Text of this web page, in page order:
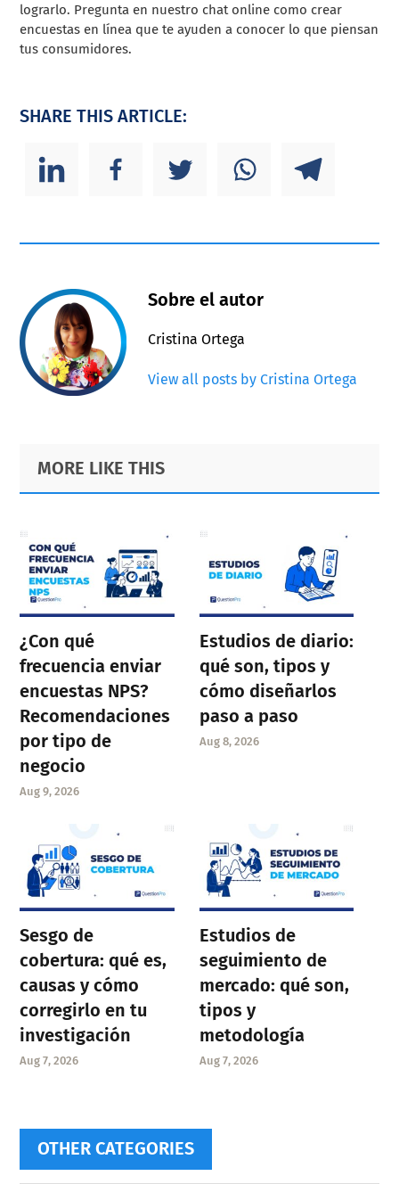
lograrlo. Pregunta en nuestro chat online como crear
encuestas en línea que te ayuden a conocer lo que piensan
tus consumidores.
SHARE THIS ARTICLE:
Sobre el autor
Cristina Ortega
View all posts by Cristina Ortega
Primary
Sidebar
Footer
MORE LIKE THIS
¿Con qué
frecuencia enviar
encuestas NPS?
Recomendaciones
por tipo de
negocio
Aug 9, 2026
Estudios de diario:
qué son, tipos y
cómo diseñarlos
paso a paso
Aug 8, 2026
Sesgo de
cobertura: qué es,
causas y cómo
corregirlo en tu
investigación
Aug 7, 2026
Estudios de
seguimiento de
mercado: qué son,
tipos y
metodología
Aug 7, 2026
OTHER CATEGORIES